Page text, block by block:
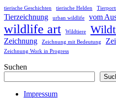
tierische Geschichten tierische Helden
Tierzeichnung
urban wildlife vom
wildlife art Wildtiere
Zeichnung Zeichnung mit Bedeutung
Zeichnung Work in Progress
Suchen
Impressum